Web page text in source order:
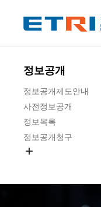
정보공개
정보공개제도안내
사전정보공개
정보목록
정보공개청구